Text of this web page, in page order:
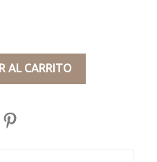
AL CARRITO